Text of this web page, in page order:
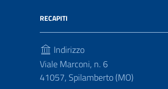
RECAPITI
Indirizzo
Viale Marconi, n. 6
41057, Spilamberto (MO)